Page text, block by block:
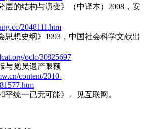
层的结构与演变》（中译本）2008，安
2048111.htm
思想史纲》1993，中国社会科学文献出
oclc/30825697
与党员遗产限额
content/2010-
平统一已无可能》。见互联网。